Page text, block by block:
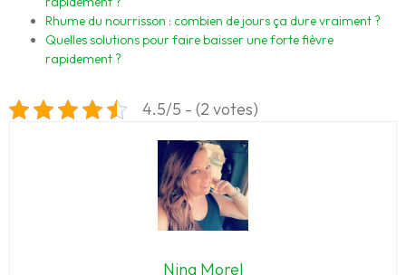
Rhume du nourrisson : combien de jours ça dure vraiment ?
Quelles solutions pour faire baisser une forte fièvre
rapidement ?
4.5/5 - (2 votes)
Nina Morel